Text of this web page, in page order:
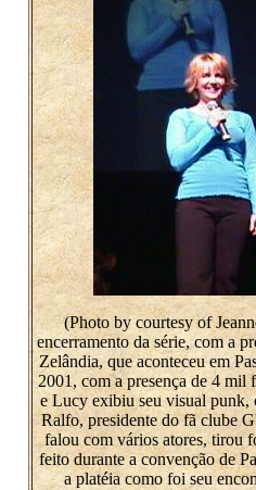
(Photo by courtesy of
encerramento da série, com a
Zelândia, que aconteceu em
2001, com a presença de 4 mil
e Lucy exibiu seu visual punk,
Ralfo, presidente do fã clube
falou com vários atores, tirou
feito durante a convenção de
a platéia como foi seu